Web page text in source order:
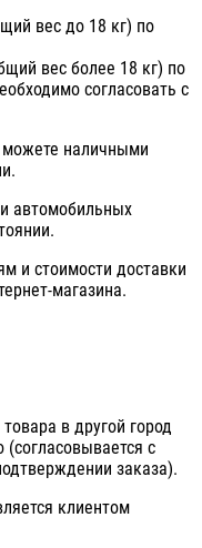
вес до 18 кг) по
вес более 18 кг) по
согласовать с
можете наличными
автомобильных
и стоимости доставки
магазина.
в другой город
с
заказа).
клиентом